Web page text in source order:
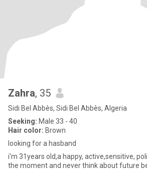
Zahra, 35
Sidi Bel Abbès, Sidi Bel Abbès, Algeria
Seeking: Male 33 - 40
Hair color: Brown
looking for a hasband
i'm 31years old,a happy, active,sensitive,
the moment and never think about future